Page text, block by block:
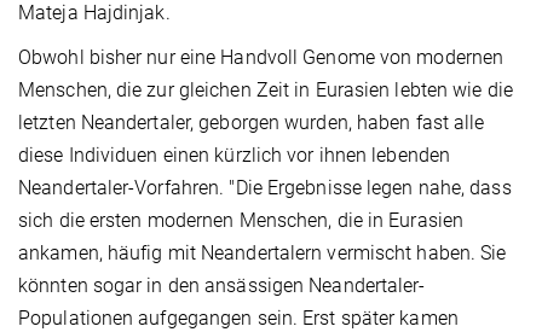
Mateja Hajdinjak.
Obwohl bisher nur eine Handvoll Genome von modernen
Menschen, die zur gleichen Zeit in Eurasien lebten wie die
letzten Neandertaler, geborgen wurden, haben fast alle
diese Individuen einen kürzlich vor ihnen lebenden
Neandertaler-Vorfahren. "Die Ergebnisse legen nahe, dass
sich die ersten modernen Menschen, die in Eurasien
ankamen, häufig mit Neandertalern vermischt haben. Sie
könnten sogar in den ansässigen Neandertaler-
Populationen aufgegangen sein. Erst später kamen